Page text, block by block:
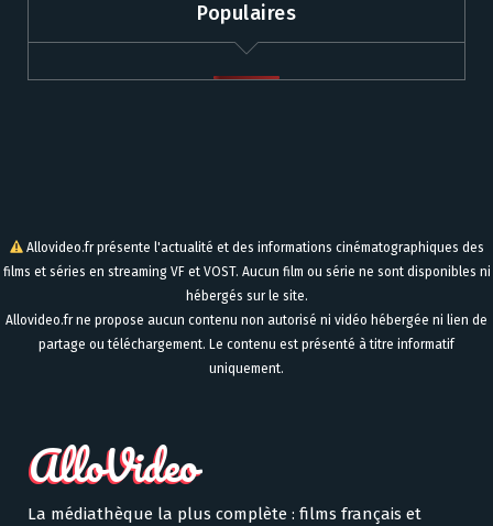
Populaires
Allovideo.fr présente l'actualité et des informations cinématographiques des
films et séries en streaming VF et VOST. Aucun film ou série ne sont disponibles ni
hébergés sur le site.
Allovideo.fr ne propose aucun contenu non autorisé ni vidéo hébergée ni lien de
partage ou téléchargement. Le contenu est présenté à titre informatif
uniquement.
La médiathèque la plus complète : films français et